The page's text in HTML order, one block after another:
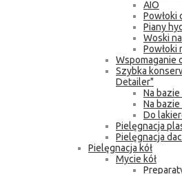
AIO
Powłoki
Piany
Woski
Powłoki
Wspomaganie
Szybka
Detailer"
Na
Na
Do
Pielęgnacja
Pielęgnacja
Pielęgnacja kół
Mycie kół